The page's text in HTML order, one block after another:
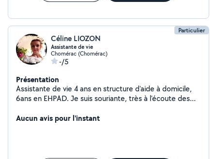
Particulier
Céline LIOZON
Assistante de vie
Chomérac (Chomérac)
-/5
Présentation
Assistante de vie 4 ans en structure d'aide à domicile,
6ans en EHPAD. Je suis souriante, très à l'écoute des
ponctuelle, autonome Je recherche en CESU.
Aucun avis pour l'instant